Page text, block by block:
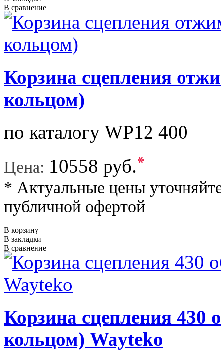
В сравнение
Корзина сцепления
кольцом)
по каталогу WP12 400
Цена: 10558 руб.*
* Актуальные цены
публичной офертой
В корзину
В закладки
В сравнение
Корзина сцепления 430
кольцом) Wayteko